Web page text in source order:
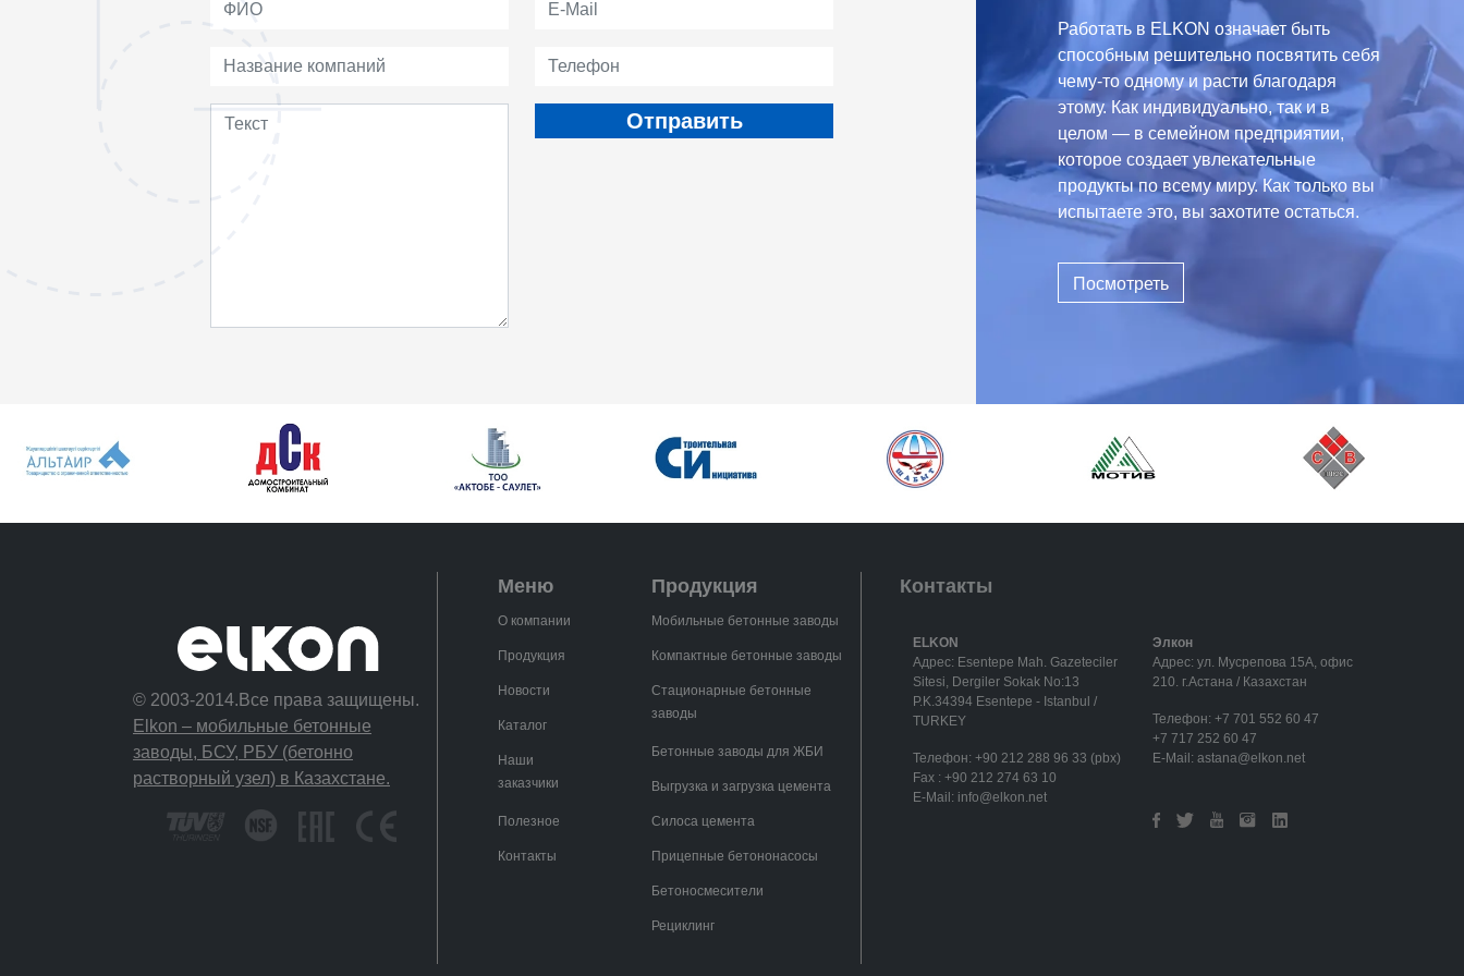
Работать в ELKON означает быть
способным решительно посвятить себя
чему-то одному и расти благодаря
этому. Как индивидуально, так и в
целом — в семейном предприятии,
которое создает увлекательные
продукты по всему миру. Как только вы
испытаете это, вы захотите остаться.
Посмотреть
© 2003-2014.Все права защищены.
Elkon – мобильные бетонные
заводы, БСУ, РБУ (бетонно
растворный узел) в Казахстане.
Меню
О компании
Продукция
Новости
Каталог
Наши
заказчики
Полезное
Контакты
Продукция
Мобильные бетонные заводы
Компактные бетонные заводы
Стационарные бетонные
заводы
Бетонные заводы для ЖБИ
Выгрузка и загрузка цемента
Силоса цемента
Прицепные бетононасосы
Бетоносмесители
Рециклинг
Контакты
ELKON
Адрес: Esentepe Mah. Gazeteciler
Sitesi, Dergiler Sokak No:13
P.K.34394 Esentepe - Istanbul /
TURKEY
Телефон:+90 212 288 96 33 (pbx)
Fax :+90 212 274 63 10
E-Mail: info@elkon.net
Элкон
Адрес: ул. Мусрепова 15А, офис
210. г.Астана / Казахстан
Телефон:+7 701 552 60 47
+7 717 252 60 47
E-Mail:astana@elkon.net